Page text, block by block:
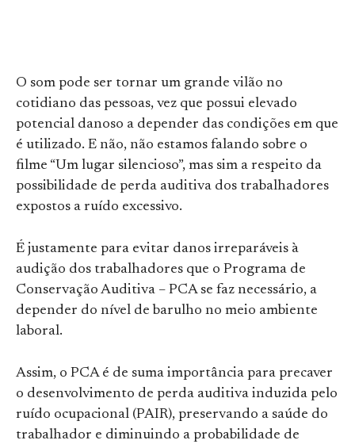
O som pode ser tornar um grande vilão no
cotidiano das pessoas, vez que possui elevado
potencial danoso a depender das condições em que
é utilizado. E não, não estamos falando sobre o
filme “Um lugar silencioso”, mas sim a respeito da
possibilidade de perda auditiva dos trabalhadores
expostos a ruído excessivo.
É justamente para evitar danos irreparáveis à
audição dos trabalhadores que o Programa de
Conservação Auditiva – PCA se faz necessário, a
depender do nível de barulho no meio ambiente
laboral.
Assim, o PCA é de suma importância para precaver
o desenvolvimento de perda auditiva induzida pelo
ruído ocupacional (PAIR), preservando a saúde do
trabalhador e diminuindo a probabilidade de